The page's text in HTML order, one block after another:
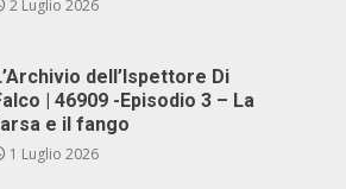
2 Luglio 2026
dell’Ispettore Di
| 46909 -Episodio 3 – La
e il fango
1 Luglio 2026